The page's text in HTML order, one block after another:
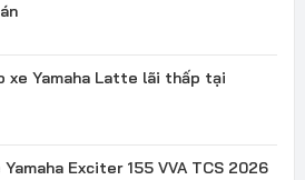
xe Yamaha Latte lãi thấp tại
Exciter 155 VVA TCS 2026